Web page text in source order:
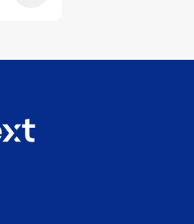
126 millimeter